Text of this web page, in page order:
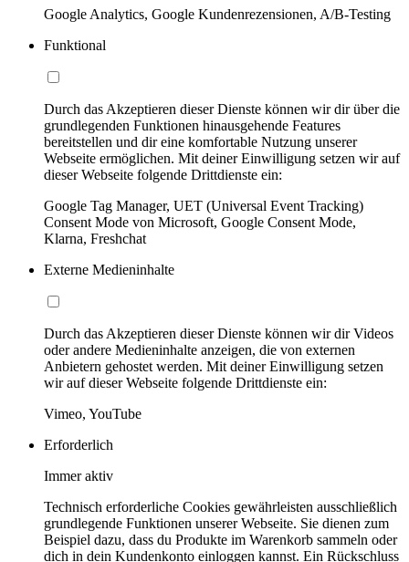
Google Analytics, Google Kundenrezensionen, A/B-Testing
Funktional
Durch das Akzeptieren dieser Dienste können wir dir über die
grundlegenden Funktionen hinausgehende Features
bereitstellen und dir eine komfortable Nutzung unserer
Webseite ermöglichen. Mit deiner Einwilligung setzen wir auf
dieser Webseite folgende Drittdienste ein:
Google Tag Manager, UET (Universal Event Tracking)
Consent Mode von Microsoft, Google Consent Mode,
Klarna, Freshchat
Externe Medieninhalte
Durch das Akzeptieren dieser Dienste können wir dir Videos
oder andere Medieninhalte anzeigen, die von externen
Anbietern gehostet werden. Mit deiner Einwilligung setzen
wir auf dieser Webseite folgende Drittdienste ein:
Vimeo, YouTube
Erforderlich
Immer aktiv
Technisch erforderliche Cookies gewährleisten ausschließlich
grundlegende Funktionen unserer Webseite. Sie dienen zum
Beispiel dazu, dass du Produkte im Warenkorb sammeln oder
dich in dein Kundenkonto einloggen kannst. Ein Rückschluss